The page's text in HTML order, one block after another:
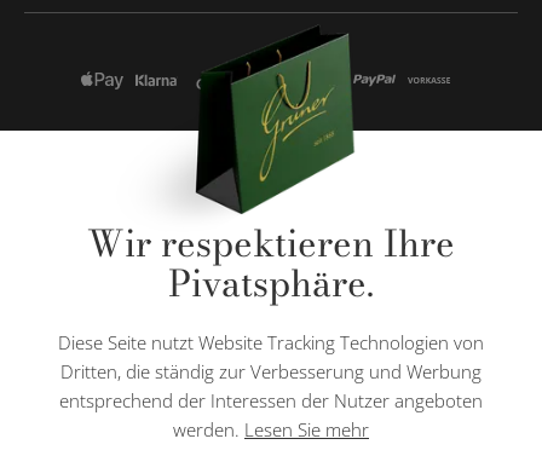
* Alle Preise inkl. gesetzl. Mehrwertsteuer zzgl.
Nachnahmegebühren, wenn nicht anders angegeben.
Diese Website ist durch reCAPTCHA geschützt und es gelten die
Wir respektieren Ihre
Pivatsphäre.
Diese Seite nutzt Website Tracking Technologien von
Dritten, die ständig zur Verbesserung und Werbung
entsprechend der Interessen der Nutzer angeboten
werden. Lesen Sie mehr